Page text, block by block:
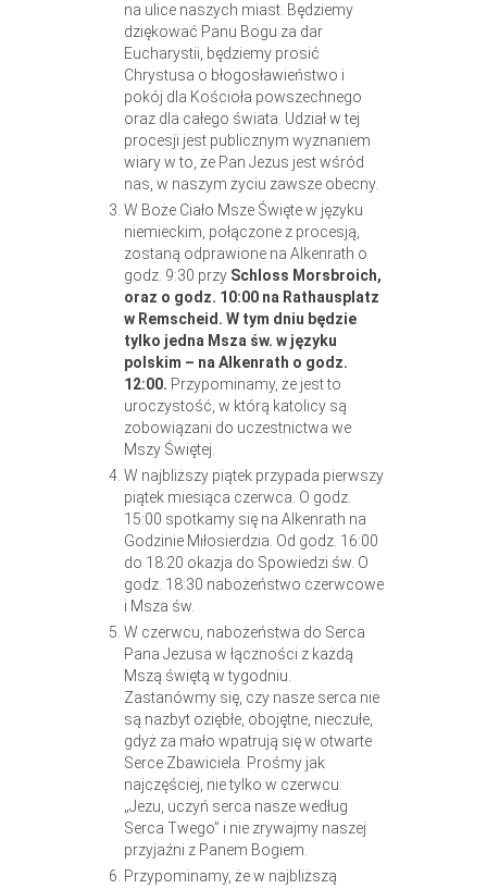
na ulice naszych miast. Będziemy
dziękować Panu Bogu za dar
Eucharystii, będziemy prosić
Chrystusa o błogosławieństwo i
pokój dla Kościoła powszechnego
oraz dla całego świata. Udział w tej
procesji jest publicznym wyznaniem
wiary w to, że Pan Jezus jest wśród
nas, w naszym życiu zawsze obecny.
W Boże Ciało Msze Święte w języku
niemieckim, połączone z procesją,
zostaną odprawione na Alkenrath o
godz. 9:30 przy Schloss Morsbroich,
oraz o godz. 10:00 na Rathausplatz
w Remscheid. W tym dniu będzie
tylko jedna Msza św. w języku
polskim – na Alkenrath o godz.
12:00. Przypominamy, że jest to
uroczystość, w którą katolicy są
zobowiązani do uczestnictwa we
Mszy Świętej.
W najbliższy piątek przypada pierwszy
piątek miesiąca czerwca. O godz.
15:00 spotkamy się na Alkenrath na
Godzinie Miłosierdzia. Od godz. 16:00
do 18:20 okazja do Spowiedzi św. O
godz. 18:30 nabożeństwo czerwcowe
i Msza św.
W czerwcu, nabożeństwa do Serca
Pana Jezusa w łączności z każdą
Mszą świętą w tygodniu.
Zastanówmy się, czy nasze serca nie
są nazbyt oziębłe, obojętne, nieczułe,
gdyż za mało wpatrują się w otwarte
Serce Zbawiciela. Prośmy jak
najczęściej, nie tylko w czerwcu:
„Jezu, uczyń serca nasze według
Serca Twego” i nie zrywajmy naszej
przyjaźni z Panem Bogiem.
Przypominamy, że w najbliższą